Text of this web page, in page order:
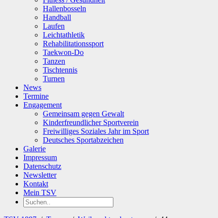
Hallenbosseln
Handball
Laufen
Leichtathletik
Rehabilitationssport
Taekwon-Do
Tanzen
Tischtennis
Turnen
News
Termine
Engagement
Gemeinsam gegen Gewalt
Kinderfreundlicher Sportverein
Freiwilliges Soziales Jahr im Sport
Deutsches Sportabzeichen
Galerie
Impressum
Datenschutz
Newsletter
Kontakt
Mein TSV